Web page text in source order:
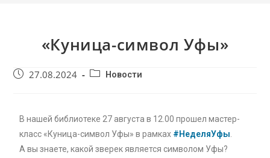
«Куница-символ Уфы»
27.08.2024 Новости
В нашей библиотеке 27 августа в 12.00 прошел мастер-
класс «Куница-символ Уфы» в рамках #НеделяУфы
А вы знаете, какой зверек является символом Уфы?